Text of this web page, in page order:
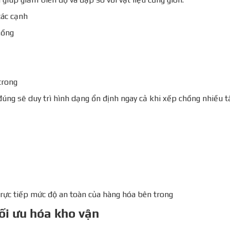
cạnh
sẽ duy trì hình dạng ổn định ngay cả khi xếp chồng nhiều
tiếp mức độ an toàn của hàng hóa bên trong
ưu hóa kho vận